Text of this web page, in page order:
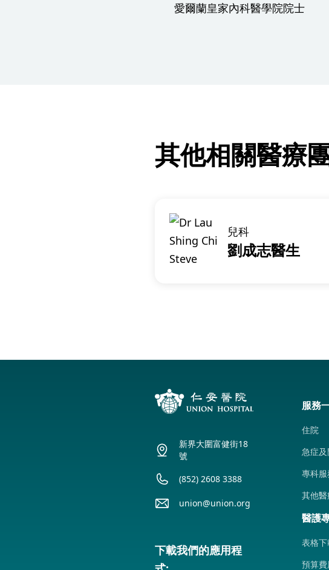
愛爾蘭皇家內科醫學院院士
其他相關醫療
兒科
劉成志醫生
新界大圍富健街18
號
(852) 2608 3388
union@union.org
下載我們的應用程
服務
住院
急症
專科服
其他
醫護
表格下
預算費